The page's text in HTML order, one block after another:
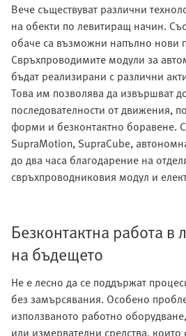
Вече съществуват различни
на обекти по левитиращ начин.
обаче са възможни напълно нови
Свръхпроводимите модули за
бъдат реализирани с различни
Това им позволява да извършват
последователности от движения,
форми и безконтактно боравене.
SupraMotion, SupraCube,
до два часа благодарение на
свръхпроводниковия модул и
Безконтактна работа в
на бъдещето
Не е лесно да се поддържат
без замърсявания. Особено
използваното работно
или измервателни средства, които